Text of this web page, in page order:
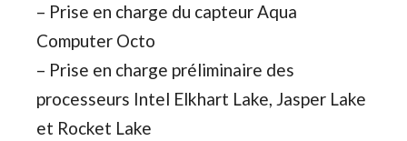
– Prise en charge du capteur Aqua
Computer Octo
– Prise en charge préliminaire des
processeurs Intel Elkhart Lake, Jasper Lake
et Rocket Lake